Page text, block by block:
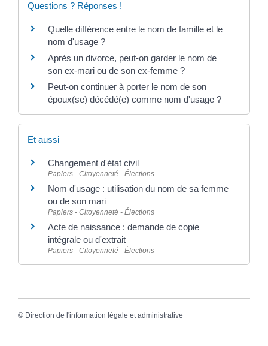
Questions ? Réponses !
Quelle différence entre le nom de famille et le
nom d'usage ?
Après un divorce, peut-on garder le nom de
son ex-mari ou de son ex-femme ?
Peut-on continuer à porter le nom de son
époux(se) décédé(e) comme nom d'usage ?
Et aussi
Changement d'état civil
Papiers - Citoyenneté - Élections
Nom d'usage : utilisation du nom de sa femme
ou de son mari
Papiers - Citoyenneté - Élections
Acte de naissance : demande de copie
intégrale ou d'extrait
Papiers - Citoyenneté - Élections
© Direction de l'information légale et administrative